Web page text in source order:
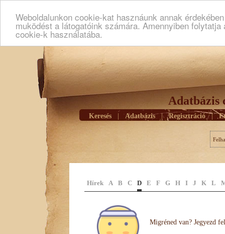
Weboldalunkon cookie-kat hasznáunk annak
muködést a látogatóink számára. Amennyiben
cookie-k használatába.
Adatbázis
Keresés Adatbázis | Regisztráció |
Hírek A B C D E F G H I J K L
Migréned van? Jegyezd